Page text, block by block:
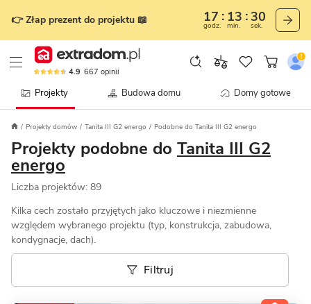
👉 Złap prezent do projektu 📖 17
godz.
13
min.
27
sek.
4.9 667 opinii
Projekty Budowa domu Domy gotowe
Projekty domów Tanita III G2 energo Podobne do Tanita III G2 energo
Projekty podobne do Tanita III G2
energo
Liczba projektów: 89
Kilka cech zostało przyjętych jako kluczowe i niezmienne
względem wybranego projektu (typ, konstrukcja, zabudowa,
kondygnacje, dach).
Filtruj